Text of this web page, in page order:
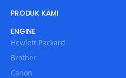
PRODUK KAMI
ENGINE
Hewlett Packard
Brother
Canon